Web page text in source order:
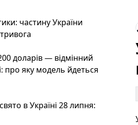
частину України
доларів — відмінний
про яку модель йдеться
в Україні 28 липня: